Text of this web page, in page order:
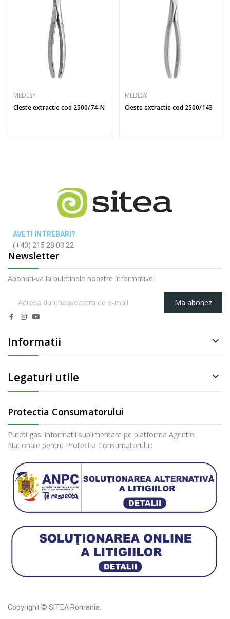
MEDESY
Cleste extractie cod 2500/74-N
MEDESY
Cleste extractie cod 2500/143
AVETI INTREBARI?
(+40) 215 28 03 22
Newsletter
Abonati-va la buletinele noastre informative!
Ma abonez
Informatii 
Legaturi utile 
Protectia Consumatorului
Puteti gasi informatii suplimentare pe platforma Agentiei
Nationale pentru Protectia Consumatorului:
Copyright © SITEA Romania.